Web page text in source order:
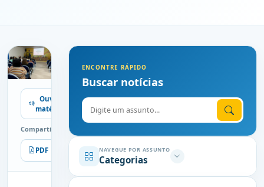
Ouvir
matéria
Compartilhe
PDF Imprimir
ENCONTRE RÁPIDO
Buscar notícias
Digite o assunto
NAVEGUE POR ASSUNTO
Categorias